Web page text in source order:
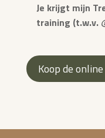
Je krijgt mijn
training (t.w.v.
Koop de